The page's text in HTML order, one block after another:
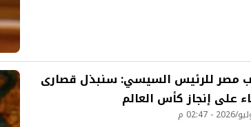
مصر للرئيس السيسي: سنبذل قصارى
على إنجاز كأس العالم